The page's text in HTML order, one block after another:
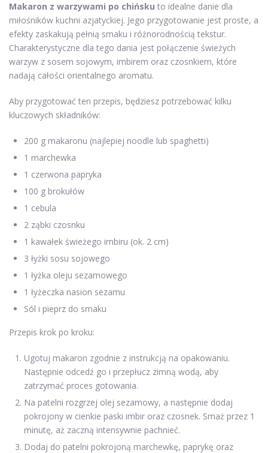
Makaron z warzywami po chińsku to idealne danie dla
miłośników kuchni azjatyckiej. Jego przygotowanie jest proste, a
efekty zaskakują pełnią smaku i różnorodnością tekstur.
Charakterystyczne dla tego dania jest połączenie świeżych
warzyw z sosem sojowym, imbirem oraz czosnkiem, które
nadają całości orientalnego aromatu.
Aby przygotować ten przepis, będziesz potrzebować kilku
kluczowych składników:
200 g makaronu (najlepiej noodle lub spaghetti)
1 marchewka
1 czerwona papryka
100 g brokułów
1 cebula
2 ząbki czosnku
1 kawałek świeżego imbiru (ok. 2 cm)
3 łyżki sosu sojowego
1 łyżka oleju sezamowego
1 łyżeczka nasion sezamu
Sól i pieprz do smaku
Przepis krok po kroku:
Ugotuj makaron zgodnie z instrukcją na opakowaniu.
Następnie odcedź go i przepłucz zimną wodą, aby
zatrzymać proces gotowania.
Na patelni rozgrzej olej sezamowy, a następnie dodaj
pokrojony w cienkie paski imbir oraz czosnek. Smaż przez 1
minutę, aż zaczną intensywnie pachnieć.
Dodaj do patelni pokrojoną marchewkę, paprykę oraz